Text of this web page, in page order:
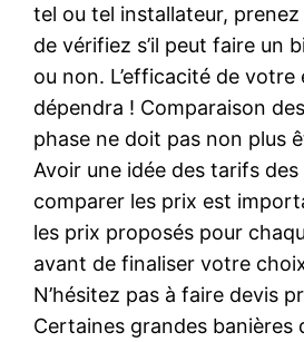
tel ou tel installateur,
de vérifiez s’il peut faire un
ou non. L’efficacité de votre
dépendra ! Comparaison
phase ne doit pas non plus
Avoir une idée des tarifs
comparer les prix est
les prix proposés pour
avant de finaliser votre choix
N’hésitez pas à faire devis
Certaines grandes banières